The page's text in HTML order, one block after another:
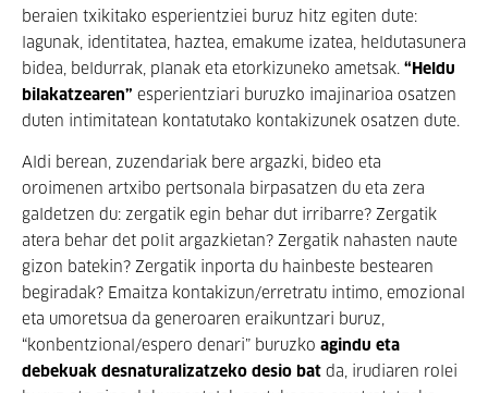
beraien txikitako esperientziei buruz hitz egiten dute:
lagunak, identitatea, haztea, emakume izatea, heldutasunera
bidea, beldurrak, planak eta etorkizuneko ametsak. “Heldu
bilakatzearen” esperientziari buruzko imajinarioa osatzen
duten intimitatean kontatutako kontakizunek osatzen dute.
Aldi berean, zuzendariak bere argazki, bideo eta
oroimenen artxibo pertsonala birpasatzen du eta zera
galdetzen du: zergatik egin behar dut irribarre? Zergatik
atera behar det polit argazkietan? Zergatik nahasten naute
gizon batekin? Zergatik inporta du hainbeste bestearen
begiradak? Emaitza kontakizun/erretratu intimo, emozional
eta umoretsua da generoaren eraikuntzari buruz,
“konbentzional/espero denari” buruzko agindu eta
debekuak desnaturalizatzeko desio bat da, irudiaren rolei